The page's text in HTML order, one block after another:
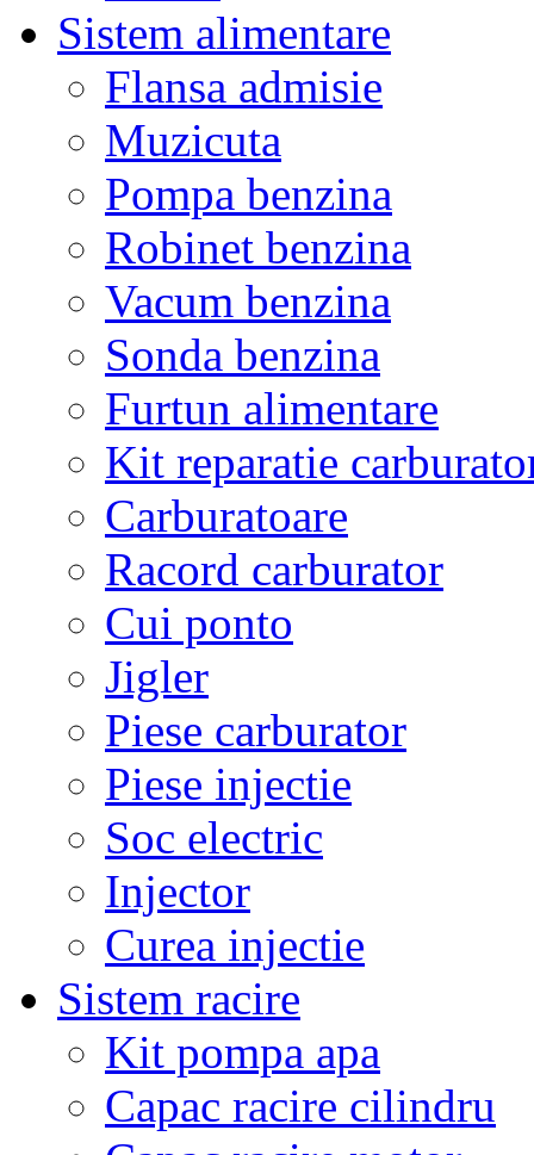
Sistem alimentare
Flansa admisie
Muzicuta
Pompa benzina
Robinet benzina
Vacum benzina
Sonda benzina
Furtun alimentare
Kit reparatie
Carburatoare
Racord carburator
Cui ponto
Jigler
Piese carburator
Piese injectie
Soc electric
Injector
Curea injectie
Sistem racire
Kit pompa apa
Capac racire cilindru